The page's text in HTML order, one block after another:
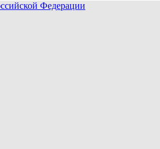
Федерации